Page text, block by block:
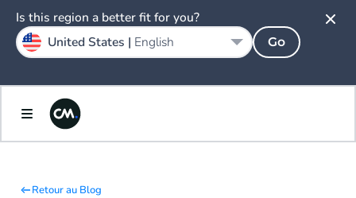
Retour au Blog
Is this region a better fit for you?
United States | English Go